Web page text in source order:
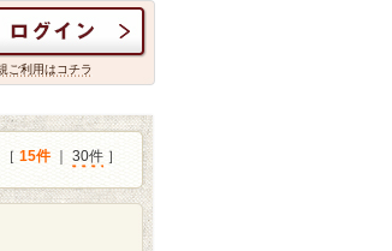
ご利用はコチラ
［ 15件｜ 30件 ］